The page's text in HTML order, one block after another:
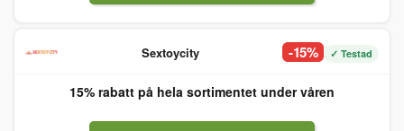
Sextoycity -15% ✓ Testad
15% rabatt på hela sortimentet under våren